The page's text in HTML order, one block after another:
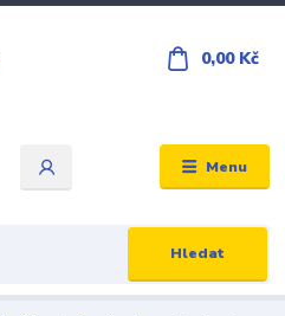
Menu
Hledat
0,00 Kč